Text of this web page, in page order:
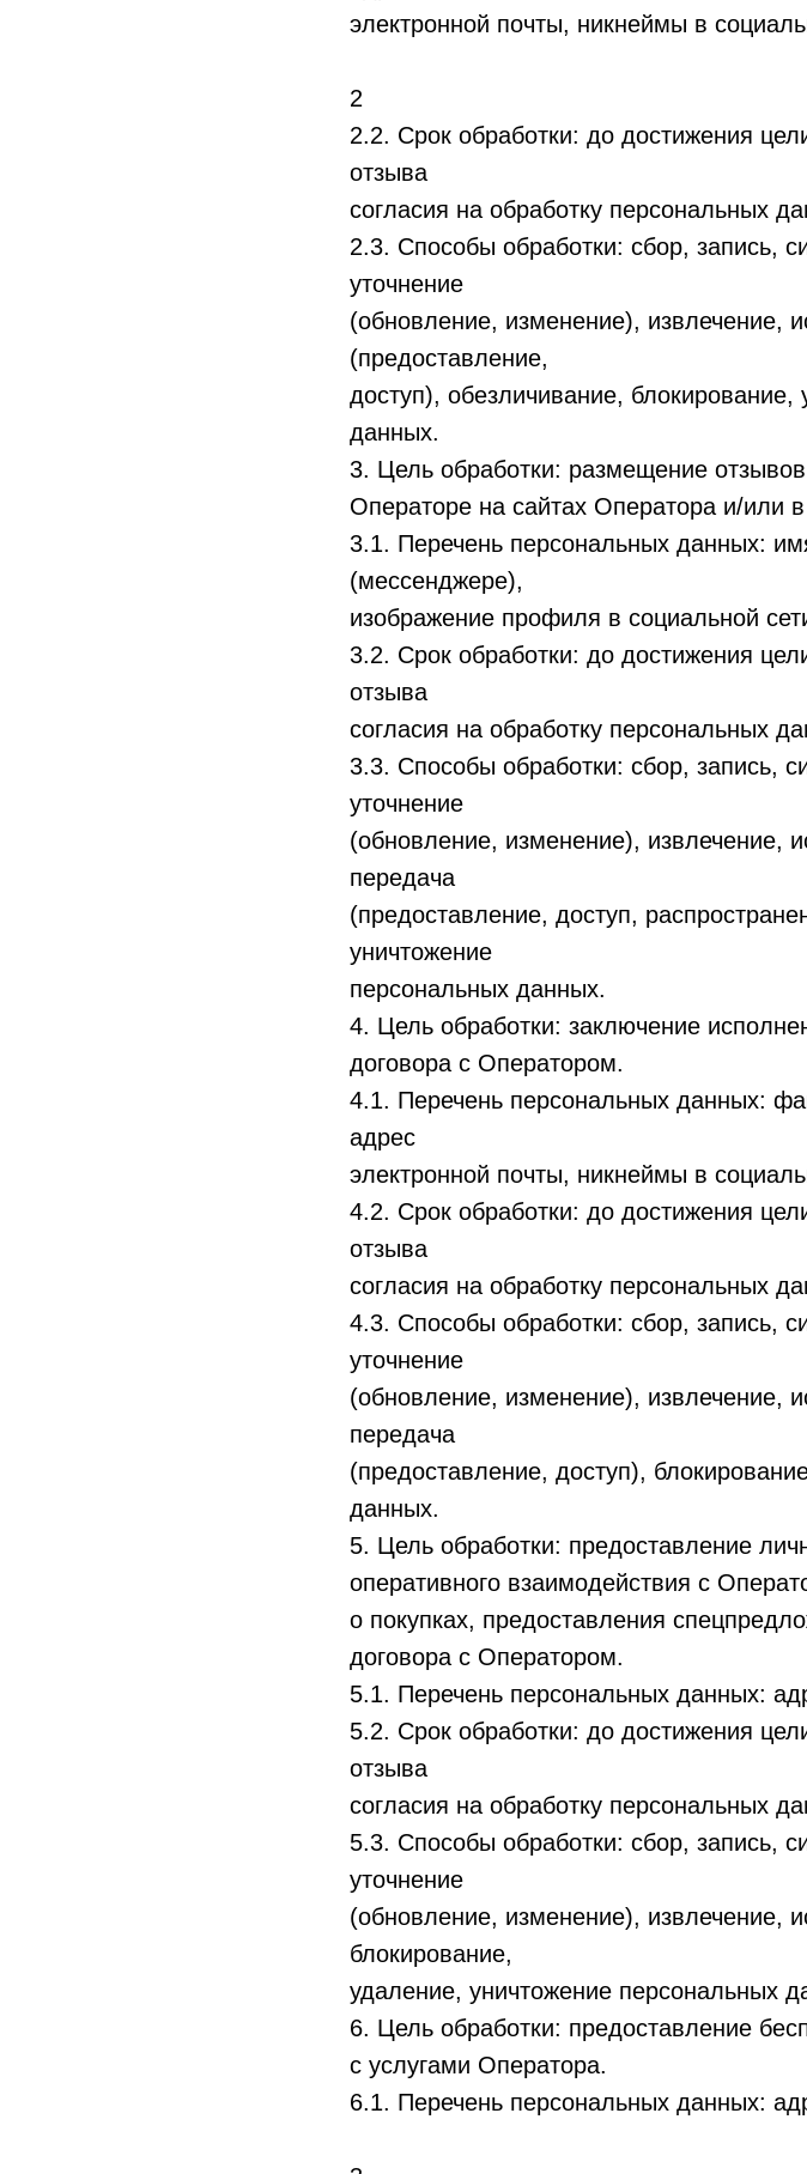
электронной почты, никнеймы в
2
2.2. Срок обработки: до достижения
отзыва
согласия на обработку персональных
2.3. Способы обработки: сбор, запись,
уточнение
(обновление, изменение), извлечение,
(предоставление,
доступ), обезличивание,
данных.
3. Цель обработки: размещение
Операторе на сайтах Оператора и/или
3.1. Перечень персональных данных:
(мессенджере),
изображение профиля в социальной
3.2. Срок обработки: до достижения
отзыва
согласия на обработку персональных
3.3. Способы обработки: сбор, запись,
уточнение
(обновление, изменение), извлечение,
передача
(предоставление, доступ,
уничтожение
персональных данных.
4. Цель обработки: заключение
договора с Оператором.
4.1. Перечень персональных данных:
адрес
электронной почты, никнеймы в
4.2. Срок обработки: до достижения
отзыва
согласия на обработку персональных
4.3. Способы обработки: сбор, запись,
уточнение
(обновление, изменение), извлечение,
передача
(предоставление, доступ),
данных.
5. Цель обработки: предоставление
оперативного взаимодействия с
о покупках, предоставления
договора с Оператором.
5.1. Перечень персональных данных:
5.2. Срок обработки: до достижения
отзыва
согласия на обработку персональных
5.3. Способы обработки: сбор, запись,
уточнение
(обновление, изменение), извлечение,
блокирование,
удаление, уничтожение персональных
6. Цель обработки: предоставление
с услугами Оператора.
6.1. Перечень персональных данных: